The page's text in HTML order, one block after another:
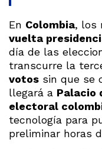
En Colombia, los
vuelta
día de las
transcurre la
votos sin que se
llegará a Palacio
electoral
tecnología para
preliminar horas